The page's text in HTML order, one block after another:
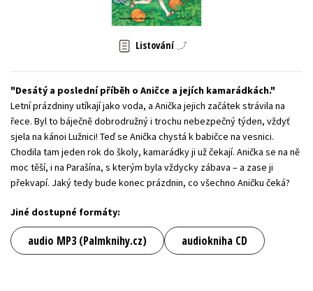
Zahraniční literatura
Všechny tituly
Listování
Desátý a poslední příběh o Aničce a jejích kamarádkách.
Letní prázdniny utíkají jako voda, a Anička jejich začátek strávila na
řece. Byl to báječně dobrodružný i trochu nebezpečný týden, vždyť
sjela na kánoi Lužnici! Teď se Anička chystá k babičce na vesnici.
Chodila tam jeden rok do školy, kamarádky ji už čekají. Anička se na ně
moc těší, i na Parašína, s kterým byla vždycky zábava – a zase ji
překvapí. Jaký tedy bude konec prázdnin, co všechno Aničku čeká?
Jiné dostupné formáty:
audio MP3 (Palmknihy.cz) audiokniha CD